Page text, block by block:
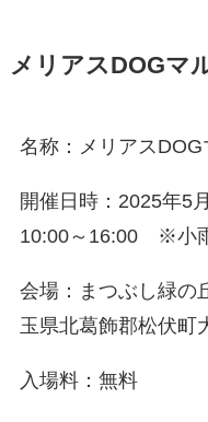
メリアスDOGマ
名称：メリアスDOG
開催日時：2025年5
10:00～16:00 ※小
会場：まつぶし緑
玉県北葛飾郡松伏町
入場料：無料